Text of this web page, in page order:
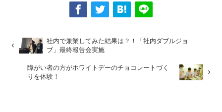
社内で兼業してみた結果は？！「社内ダブルジョ
ブ」最終報告会実施
障がい者の方がホワイトデーのチョコレートづく
りを体験！